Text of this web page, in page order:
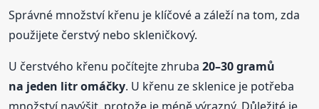
Správné množství křenu je klíčové a záleží na tom, zda
použijete čerstvý nebo skleničkový.
U čerstvého křenu počítejte zhruba20–30 gramů
na jeden litr omáčky. U křenu ze sklenice je potřeba